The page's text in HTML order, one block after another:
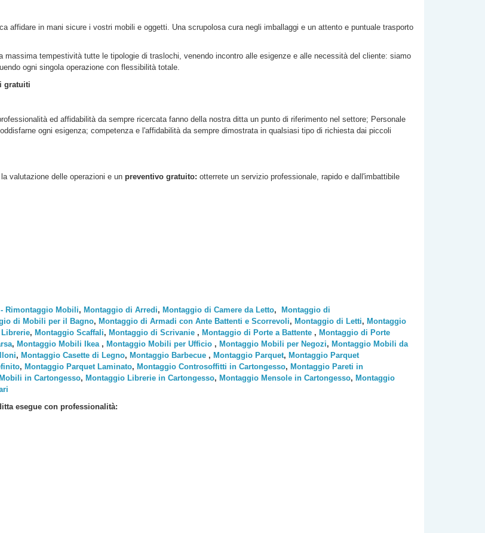
affidare in mani sicure i vostri mobili e oggetti. Una scrupolosa cura negli imballaggi e un attento e puntuale trasporto
massima tempestività tutte le tipologie di traslochi, venendo incontro alle esigenze e alle necessità del cliente: siamo
ogni singola operazione con flessibilità totale.
gratuiti
ed affidabilità da sempre ricercata fanno della nostra ditta un punto di riferimento nel settore; Personale
ogni esigenza; competenza e l'affidabilità da sempre dimostrata in qualsiasi tipo di richiesta dai piccoli
valutazione delle operazioni e un preventivo gratuito: otterrete un servizio professionale, rapido e dall'imbattibile
Rimontaggio Mobili, Montaggio di Arredi, Montaggio di Camere da Letto,
Montaggio di
di Mobili per il Bagno, Montaggio di Armadi con Ante Battenti e Scorrevoli, Montaggio di Letti, Montaggio
Librerie, Montaggio Scaffali, Montaggio di Scrivanie , Montaggio di Porte a Battente , Montaggio di Porte
, Montaggio Mobili Ikea, Montaggio Mobili per Ufficio , Montaggio Mobili per Negozi, Montaggio Mobili da
, Montaggio Casette di Legno, Montaggio Barbecue , Montaggio Parquet, Montaggio Parquet
, Montaggio Parquet Laminato, Montaggio Controsoffitti in Cartongesso, Montaggio Pareti in
in Cartongesso, Montaggio Librerie in Cartongesso, Montaggio Mensole in Cartongesso, Montaggio
esegue con professionalità: